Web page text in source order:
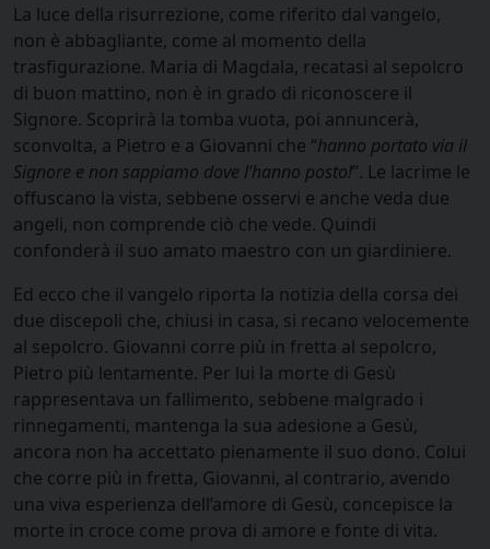
La luce della risurrezione, come riferito dal vangelo,
non è abbagliante, come al momento della
trasfigurazione. Maria di Magdala, recatasi al sepolcro
di buon mattino, non è in grado di riconoscere il
Signore. Scoprirà la tomba vuota, poi annuncerà,
sconvolta, a Pietro e a Giovanni che “hanno portato via il
Signore e non sappiamo dove l’hanno posto!”. Le lacrime le
offuscano la vista, sebbene osservi e anche veda due
angeli, non comprende ciò che vede. Quindi
confonderà il suo amato maestro con un giardiniere.
Ed ecco che il vangelo riporta la notizia della corsa dei
due discepoli che, chiusi in casa, si recano velocemente
al sepolcro. Giovanni corre più in fretta al sepolcro,
Pietro più lentamente. Per lui la morte di Gesù
rappresentava un fallimento, sebbene malgrado i
rinnegamenti, mantenga la sua adesione a Gesù,
ancora non ha accettato pienamente il suo dono. Colui
che corre più in fretta, Giovanni, al contrario, avendo
una viva esperienza dell’amore di Gesù, concepisce la
morte in croce come prova di amore e fonte di vita.